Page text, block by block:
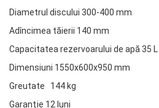
Diametrul discului 300-400 mm
Adîncimea tăierii 140 mm
Capacitatea rezervoarului de apă 35 L
Dimensiuni 1550x600x950 mm
Greutate 144 kg
Garanţie 12 luni